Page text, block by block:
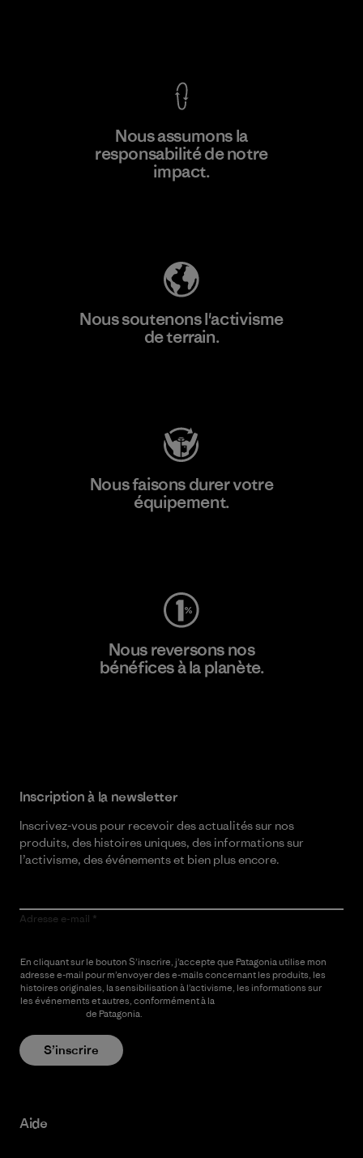
Nous assumons la
responsabilité de notre
impact.
Nous soutenons l'activisme
de terrain.
Nous faisons durer votre
équipement.
Nous reversons nos
bénéfices à la planète.
Inscription à la newsletter
Inscrivez-vous pour recevoir des actualités sur nos
produits, des histoires uniques, des informations sur
l’activisme, des événements et bien plus encore.
Adresse e-mail
En cliquant sur le bouton S’inscrire, j’accepte que Patagonia utilise mon
adresse e-mail pour m’envoyer des e-mails concernant les produits, les
histoires originales, la sensibilisation à l’activisme, les informations sur
les événements et autres, conformément à la
de Patagonia.
S’inscrire
Aide